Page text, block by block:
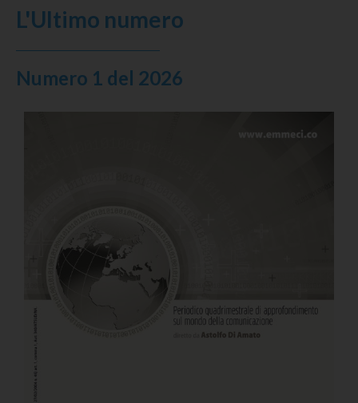
L'Ultimo numero
Numero 1 del 2026